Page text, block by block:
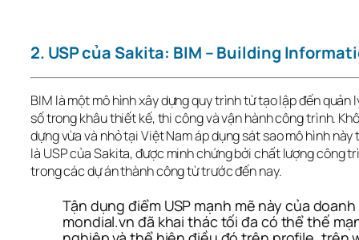
2. USP của Sakita: BIM – Building
BIM là một mô hình xây dựng quy trình từ tạo lập đến
số trong khâu thiết kế, thi công và vận hành công trình.
dựng vừa và nhỏ tại Việt Nam áp dụng sát sao mô hình
là USP của Sakita, được minh chứng bởi chất lượng công
trong các dự án thành công từ trước đến nay.
Tận dụng điểm USP mạnh mẽ này của
mondial.vn đã khai thác tối đa có thể thế